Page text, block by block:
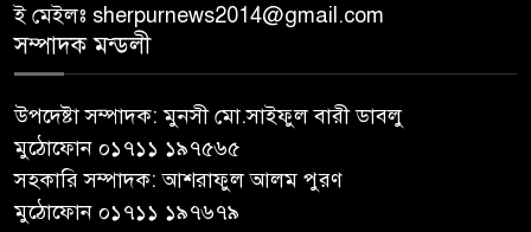
ই মেইলঃ sherpurnews2014@gmail.com
সম্পাদক মন্ডলী
উপদেষ্টা সম্পাদক: মুনসী মো.সাইফুল বারী ডাবলু
মুঠোফোন ০১৭১১ ১৯৭৫৬৫
সহকারি সম্পাদক: আশরাফুল আলম পুরণ
মুঠোফোন ০১৭১১ ১৯৭৬৭৯